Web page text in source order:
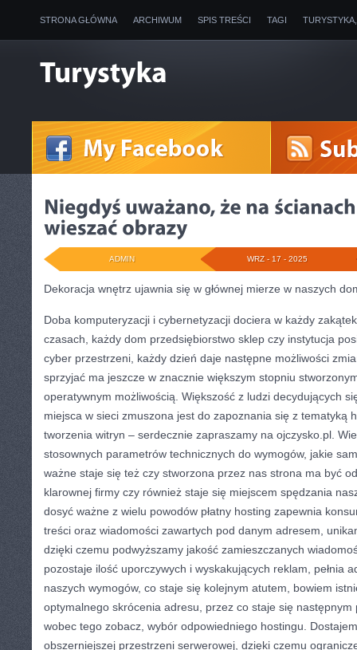
STRONA GŁÓWNA ARCHIWUM SPIS TREŚCI TAGI
WRZ - 17 - 2025
ADMIN
Dekoracja wnętrz ujawnia się w głównej mierze w naszych
Doba komputeryzacji i cybernetyzacji dociera w każdy
czasach, każdy dom przedsiębiorstwo sklep czy instytucja
cyber przestrzeni, każdy dzień daje następne możliwości
sprzyjać ma jeszcze w znacznie większym stopniu
operatywnym możliwością. Większość z ludzi decydujących
miejsca w sieci zmuszona jest do zapoznania się z tematyką
tworzenia witryn – serdecznie zapraszamy na ojczysko.pl.
stosownych parametrów technicznych do wymogów, jakie
ważne staje się też czy stworzona przez nas strona ma być
klarownej firmy czy również staje się miejscem spędzania
dosyć ważne z wielu powodów płatny hosting zapewnia
treści oraz wiadomości zawartych pod danym adresem,
dzięki czemu podwyższamy jakość zamieszczanych
pozostaje ilość uporczywych i wyskakujących reklam, pełnia
naszych wymogów, co staje się kolejnym atutem, bowiem
optymalnego skrócenia adresu, przez co staje się
wobec tego zobacz, wybór odpowiedniego hostingu.
obszerniejszej przestrzeni serwerowej, dzięki czemu